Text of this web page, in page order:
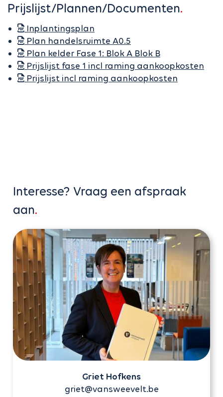
Prijslijst/Plannen/Documenten
Inplantingsplan
Plan handelsruimte A0.5
Plan kelder Fase 1: Blok A Blok B
Prijslijst fase 1 incl raming aankoopkosten
Prijslijst incl raming aankoopkosten
Interesse? Vraag een afspraak
aan
Griet Hofkens
griet@vansweevelt.be